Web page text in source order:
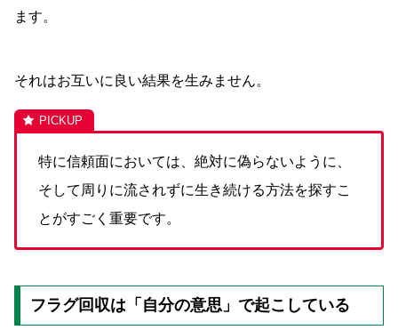
ます。
それはお互いに良い結果を生みません。
特に信頼面においては、絶対に偽らないように、
そして周りに流されずに生き続ける方法を探すこ
とがすごく重要です。
フラグ回収は「自分の意思」で起こしている